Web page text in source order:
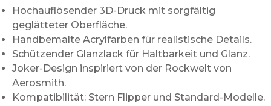
Hochauflösender 3D-Druck mit sorgfältig
geglätteter Oberfläche.
Handbemalte Acrylfarben für realistische Details.
Schützender Glanzlack für Haltbarkeit und Glanz.
Joker-Design inspiriert von der Rockwelt von
Aerosmith.
Kompatibilität: Stern Flipper und Standard-Modelle.